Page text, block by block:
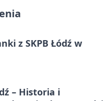
z SKPB Łódź w
– Historia i